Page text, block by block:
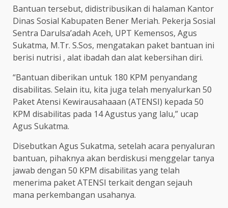
Bantuan tersebut, didistribusikan di halaman Kantor
Dinas Sosial Kabupaten Bener Meriah. Pekerja Sosial
Sentra Darulsa’adah Aceh, UPT Kemensos, Agus
Sukatma, M.Tr. S.Sos, mengatakan paket bantuan ini
berisi nutrisi , alat ibadah dan alat kebersihan diri.
“Bantuan diberikan untuk 180 KPM penyandang
disabilitas. Selain itu, kita juga telah menyalurkan 50
Paket Atensi Kewirausahaaan (ATENSI) kepada 50
KPM disabilitas pada 14 Agustus yang lalu,” ucap
Agus Sukatma.
Disebutkan Agus Sukatma, setelah acara penyaluran
bantuan, pihaknya akan berdiskusi menggelar tanya
jawab dengan 50 KPM disabilitas yang telah
menerima paket ATENSI terkait dengan sejauh
mana perkembangan usahanya.